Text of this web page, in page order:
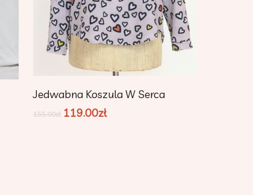
Dodaj Do Koszyka
Jedwabna Koszula W Serca
155.00zł 119.00zł